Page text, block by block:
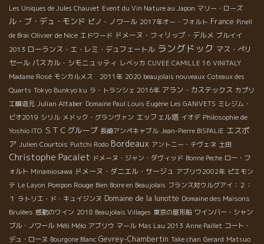
Les Uniques de Jules Chauvet Event du Vin Nature au Japon マリー・ローズ
ル・ブ・デュ・モンド ピノ・ノワール 2017年オー・フォルト France Pinell
de Brai Olivier de Nice エドワード ドメーヌ・フィリップ・デルメ ブルイイ
2013 ローランス・エ・レミ・デュフェートル ラングドック マス・ぺリ
セール パスカル・シモニュッティ レベッカ CUVEE CAMILLE 16 VINITALY
Madame Rosé モンカルメス 2011年 2020 beaujolais nouveaux Coteaux des
Quarts Tokyo Bunkyo ku ラ・トランシェ 2016年 アラン・カステックス カプリ
エ醸造元 Julian Altaber Domaine Paul Louis Eugène Les GANIVETS ミレジム・
ビオ2019 シリル メドック・グランヴァン エッフェル塔 イオデ Philosophie de
Yoshio ITO ＳＴＣグループ 長崎アンペキャブル Jean-Pierre BISPALIE エスポ
ア Julien Courtois Puitchi Rodo Bordeaux アントニー・テヴェネ 土田
Christophe Pacalet ドメーヌ・ジャン・ダヴィッド Bonne Peche ロー・フ
ォルト Minamiosawa ドメーヌ・ダニエル・サージュ アブリウ2002年 ピエモン
テ Le Layon Pompon Rouge Bien Boire en Beaujolais フランス対ウルグアイ：２：
１ ラトリエ・ド・キュイジンヌ Domaine de la lunotte Domaine des Maisons
Brulées 感動のワイン 2018 Beaujolais Villages 東京の屋形船 ワインバー・シャン
ブル・ノワール Méli Mélo アブリウ マール Mas Lau 2013 Anne Paillet コート・
デュ・ローヌ Bourgone Blanc Gevrey-Chambertin Take chan Gerard Matsuo